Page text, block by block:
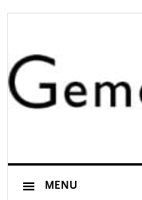
Skip
primary
navigation
Skip
content
Skip
primary
sidebar
Skip
footer
MENU